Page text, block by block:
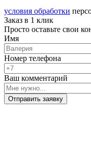
условия обработки
Заказ в 1 клик
Просто оставьте свои
Имя
Номер телефона
Ваш комментарий
Отправить заявку